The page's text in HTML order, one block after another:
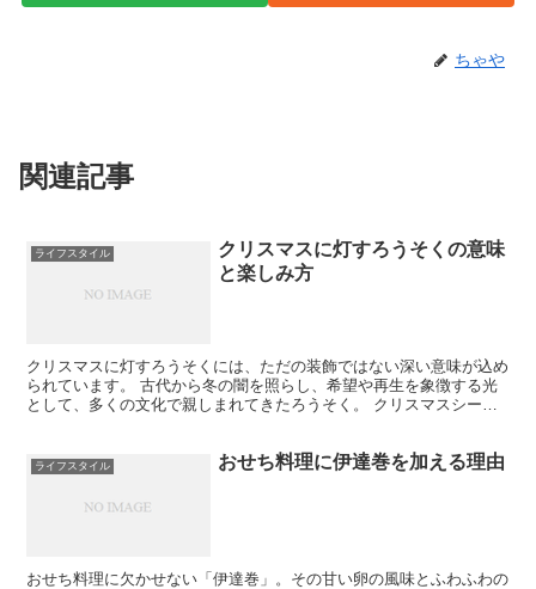
ちゃや
関連記事
ライフスタイル
クリスマスに灯すろうそくの意味
と楽しみ方
クリスマスに灯すろうそくには、ただの装飾ではない深い意味が込め
られています。 古代から冬の闇を照らし、希望や再生を象徴する光
として、多くの文化で親しまれてきたろうそく。 クリスマスシーズ
ライフスタイル おせち料理に伊達巻を加える理由
おせち料理に欠かせない「伊達巻」。その甘い卵の風味とふわふわの